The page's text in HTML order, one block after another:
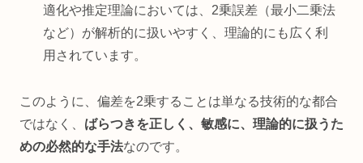
適化や推定理論においては、2乗誤差（最小二乗法
など）が解析的に扱いやすく、理論的にも広く利
用されています。
このように、偏差を2乗することは単なる技術的な都合
ではなく、 ばらつきを正しく、敏感に、理論的に扱うた
めの必然的な手法なのです。